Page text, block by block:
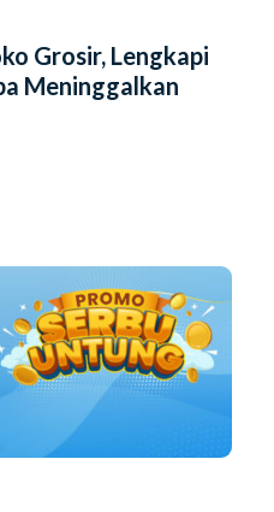
Grosir, Lengkapi
Meninggalkan